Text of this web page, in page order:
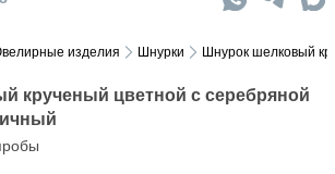
изделия Шнурки Шнурок шелковый
крученый цветной с серебряной